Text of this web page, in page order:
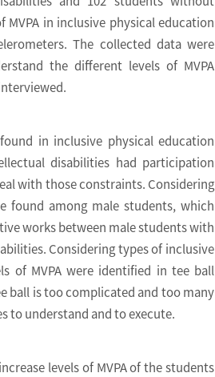
in inclusive physical education
The collected data were
the different levels of MVPA
in inclusive physical education
disabilities had participation
with those constraints. Considering
found among male students, which
works between male students with
Considering types of inclusive
of MVPA were identified in tee ball
ball is too complicated and too many
to understand and to execute.
levels of MVPA of the students